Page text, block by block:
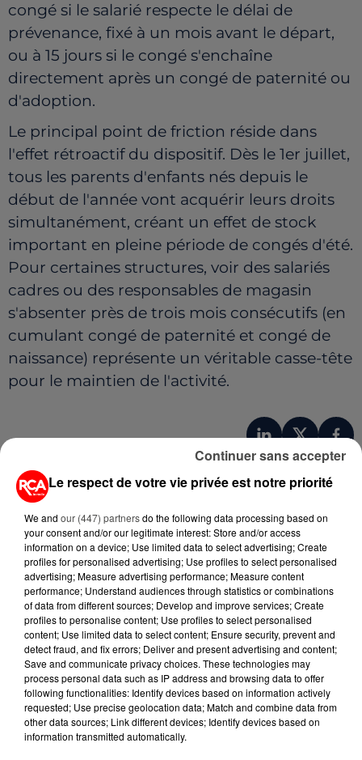
congé si le salarié respecte le délai de
prévenance, fixé à un mois avant le départ,
ou à 15 jours si le congé s'enchaîne
directement après un congé de paternité ou
d'adoption.
Le principal point de friction réside dans
l'effet rétroactif du dispositif. Dès le 1er juillet,
tous les parents d'enfants nés depuis le
début de l'année vont acquérir leurs droits
simultanément, créant un effet de stock
important en pleine période de congés d'été.
Pour certaines structures, voir des salariés
cadres ou des responsables de magasin
s'absenter près de trois mois consécutifs (en
cumulant congé de paternité et congé de
naissance) représente un véritable casse-tête
pour le maintien de l'activité.
A LIRE AUSSI...
7 août 2026
PETIT-DÉJEUNER : EST-IL
VRAIMENT OBLIGATOIRE DE
MANGER LE MATIN ?
7 août 2026
Le respect de votre vie privée est notre priorité
We and our (447) partnersdo the following data processing based on
your consent and/or our legitimate interest: Store and/or access
information on a device; Use limited data to select advertising; Create
profiles for personalised advertising; Use profiles to select personalised
advertising; Measure advertising performance; Measure content
performance; Understand audiences through statistics or combinations
of data from different sources; Develop and improve services; Create
profiles to personalise content; Use profiles to select personalised
content; Use limited data to select content; Ensure security, prevent and
detect fraud, and fix errors; Deliver and present advertising and content;
Save and communicate privacy choices. These technologies may
process personal data such as IP address and browsing data to offer
following functionalities: Identify devices based on information actively
requested; Use precise geolocation data; Match and combine data from
other data sources; Link different devices; Identify devices based on
information transmitted automatically.
Continuer sans accepter